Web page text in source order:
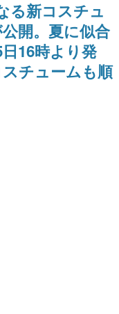
さんに取材し、ゲームが
ーに与えた影響を探る企
主要なトピック・タイト
る新コスチュ
開。夏に似合
16時より発
チュームも順